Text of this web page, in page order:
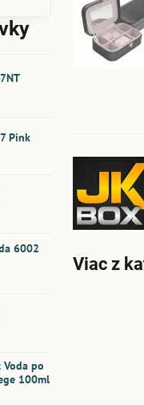
Viac z
Pink
6002
po
100ml